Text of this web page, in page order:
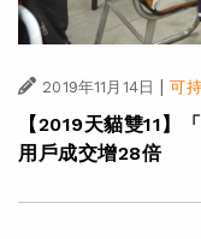
2019年11月14日 可
【2019天貓雙11】
用戶成交增28倍